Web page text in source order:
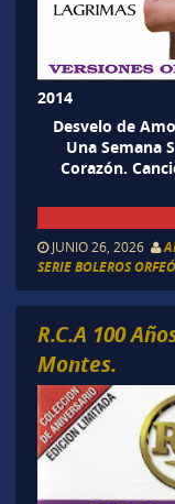
2014
Desvelo de
Una Semana
Corazón.
JUNIO 26, 2026
SERIE BOLEROS
R.C.A 100
Montes.